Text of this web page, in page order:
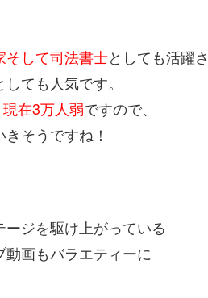
そして司法書士としても活躍
ても人気です。
在3万人弱ですので、
そうですね！
ジを駆け上がっている
画もバラエティーに